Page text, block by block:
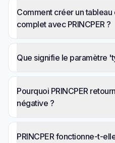
Comment créer un
complet avec PRINCPER ?
Que signifie le paramètre
Pourquoi PRINCPER
négative ?
PRINCPER fonctionne-t-